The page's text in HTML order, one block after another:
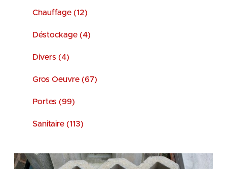
Chauffage (12)
Déstockage (4)
Divers (4)
Gros Oeuvre (67)
Portes (99)
Sanitaire (113)